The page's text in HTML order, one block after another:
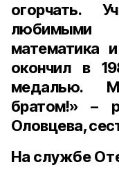
огорчать.
любимыми
окончил в
медалью.
братом!» –
Оловцева,
На службе